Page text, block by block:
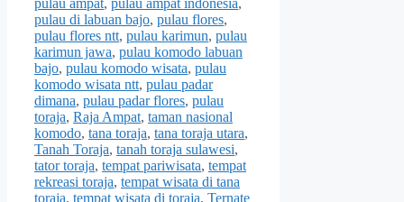
pulau di labuan bajo, pulau flores,
pulau flores ntt, pulau karimun, pulau
karimun jawa, pulau komodo labuan
bajo, pulau komodo wisata, pulau
komodo wisata ntt, pulau padar
dimana, pulau padar flores, pulau
toraja, Raja Ampat, taman nasional
komodo, tana toraja, tana toraja utara,
Tanah Toraja, tanah toraja sulawesi,
tator toraja, tempat pariwisata, tempat
rekreasi toraja, tempat wisata di tana
toraja, tempat wisata di toraja, Ternate